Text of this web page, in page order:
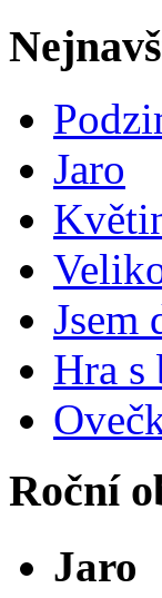
Jaro
Jsem
Hra s
Roční
Jaro